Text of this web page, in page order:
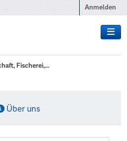
Anmelden
Fischerei,...
Über uns